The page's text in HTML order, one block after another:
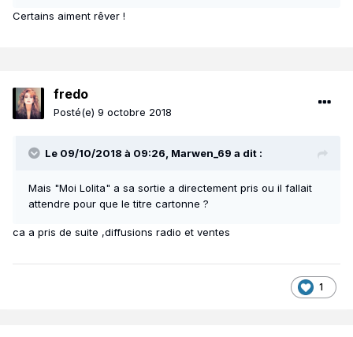
Certains aiment rêver !
fredo
Posté(e) 9 octobre 2018
Le 09/10/2018 à 09:26, Marwen_69 a dit :
Mais "Moi Lolita" a sa sortie a directement pris ou il fallait
attendre pour que le titre cartonne ?
ca a pris de suite ,diffusions radio et ventes
1